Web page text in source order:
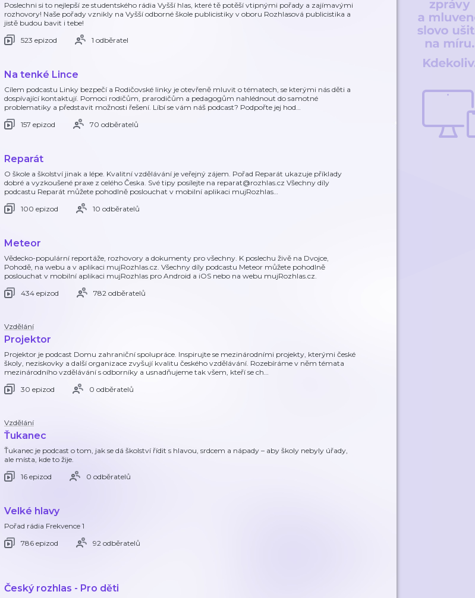
Poslechni si to nejlepší ze studentského rádia Vyšší hlas, které tě potěší vtipnými pořady a zajímavými
rozhovory! Naše pořady vznikly na Vyšší odborné škole publicistiky v oboru Rozhlasová publicistika a
jistě budou bavit i tebe!
523 epizod
1 odběratel
Na tenké Lince
Cílem podcastu Linky bezpečí a Rodičovské linky je otevřeně mluvit o tématech, se kterými nás děti a
dospívající kontaktují. Pomoci rodičům, prarodičům a pedagogům nahlédnout do samotné
problematiky a představit možnosti řešení. Líbí se vám náš podcast? Podpořte jej hod…
157 epizod
70 odběratelů
Reparát
O škole a školství jinak a lépe. Kvalitní vzdělávání je veřejný zájem. Pořad Reparát ukazuje příklady
dobré a vyzkoušené praxe z celého Česka. Své tipy posílejte na reparat@rozhlas.cz Všechny díly
podcastu Reparát můžete pohodlně poslouchat v mobilní aplikaci mujRozhlas…
100 epizod
10 odběratelů
Meteor
Vědecko-populární reportáže, rozhovory a dokumenty pro všechny. K poslechu živě na Dvojce,
Pohodě, na webu a v aplikaci mujRozhlas.cz. Všechny díly podcastu Meteor můžete pohodlně
poslouchat v mobilní aplikaci mujRozhlas pro Android a iOS nebo na webu mujRozhlas.cz.
434 epizod
782 odběratelů
Vzdělání
Projektor
Projektor je podcast Domu zahraniční spolupráce. Inspirujte se mezinárodními projekty, kterými české
školy, neziskovky a další organizace zvyšují kvalitu českého vzdělávání. Rozebíráme v něm témata
mezinárodního vzdělávání s odborníky a usnadňujeme tak všem, kteří se ch…
30 epizod
0 odběratelů
Vzdělání
Ťukanec
Ťukanec je podcast o tom, jak se dá školství řídit s hlavou, srdcem a nápady – aby školy nebyly úřady,
ale místa, kde to žije.
16 epizod
0 odběratelů
Velké hlavy
Pořad rádia Frekvence 1
786 epizod
92 odběratelů
Český rozhlas - Pro děti